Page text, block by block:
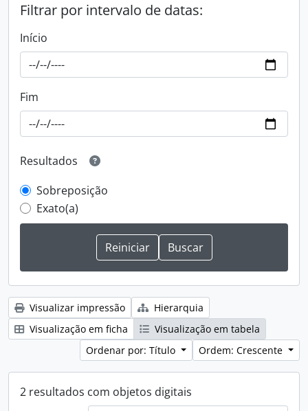
Filtrar por intervalo de datas:
Início
Fim
Resultados
Sobreposição
Exato(a)
Visualizar impressão
Hierarquia
Visualização em ficha
Visualização em tabela
Ordenar por: Título
Ordem: Crescente
2 resultados com objetos digitais